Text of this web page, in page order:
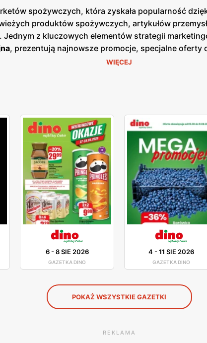
spożywczych, która zyskała popularność
produktów spożywczych, artykułów
z kluczowych elementów strategii
, prezentują najnowsze promocje, specjalne
cenowych. Są one dostępne zarówno w formie
zakupach. Dzięki dogodnym lokalizacjom
oraz komfort klientów, co przekłada się na
szeroki wybór produktów dla każdego klienta.
WIĘCEJ
6-8 SIE 2026
GAZETKA DINO
4 -11 SIE 2026
GAZETKA DINO
POKAŻ WSZYSTKIE GAZETKI
REKLAMA